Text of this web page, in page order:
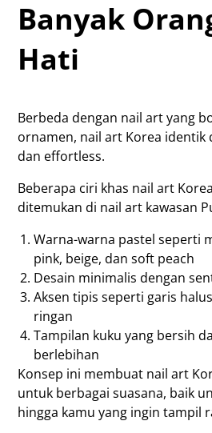
Banyak
Hati
Berbeda dengan nail art yang
ornamen, nail art Korea identik
dan effortless.
Beberapa ciri khas nail art
ditemukan di nail art kawasan
Warna-warna pastel seperti
pink, beige, dan soft peach
Desain minimalis dengan
Aksen tipis seperti garis
ringan
Tampilan kuku yang bersih
berlebihan
Konsep ini membuat nail art
untuk berbagai suasana, baik
hingga kamu yang ingin tampil